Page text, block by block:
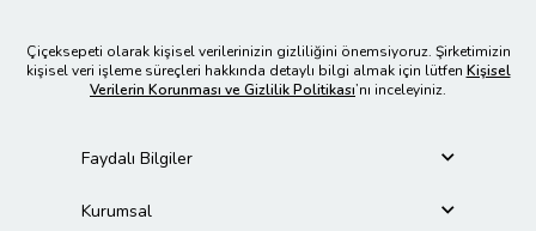
Çiçeksepeti olarak kişisel verilerinizin gizliliğini önemsiyoruz. Şirketimizin
kişisel veri işleme süreçleri hakkında detaylı bilgi almak için lütfen Kişisel
Verilerin Korunması ve Gizlilik Politikası’nı inceleyiniz.
Faydalı Bilgiler
Kurumsal